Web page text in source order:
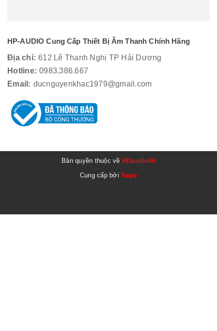
HP-AUDIO Cung Cấp Thiết Bị Âm Thanh Chính Hãng
Địa chỉ: 612 Lê Thanh Nghị TP Hải Dương
Hotline: 0983.386.667
Email: ducnguyenkhac1979@gmail.com
Bản quyền thuộc về HDaudio66
Cung cấp bởiSapo